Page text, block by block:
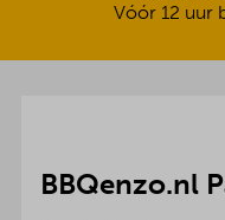
Vóór 12 uur
BBQenzo.nl